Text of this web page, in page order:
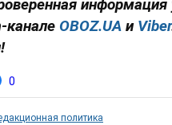
информация
канале OBOZ.UA и Viber
0
политика